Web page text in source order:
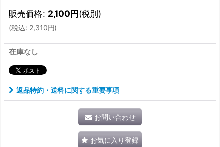
販売価格: 2,100円(税別)
(税込: 2,310円)
在庫なし
返品特約・送料に関する重要事項
お問い合わせ
お気に入り登録